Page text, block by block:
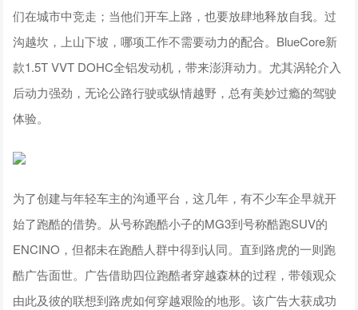
们在城市中竞走；当他们开车上路，也要放肆地释放自我。过
沟越坎，上山下坡，哪项工作不需要动力的配合。BlueCore新
款1.5T VVT DOHC全铝发动机，带来澎湃动力。尤其涡轮介入
后动力强劲，无论公路行驶或纵情越野，总有美妙过瘾的驾驶
体验。
为了创建与年轻车主的沟通平台，这几年，有不少车企早就开
始了跑酷的借势。从号称跑酷小子的MG3到号称酷跑SUV的
ENCINO，但都未在跑酷人群中得到认同。直到路虎的一则跑
酷广告面世。广告借助四位跑酷者穿越森林的过程，带领观众
由此及彼的联想到路虎如何穿越艰险的地形。该广告大获成功